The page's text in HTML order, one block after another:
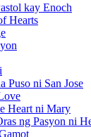
kay Enoch
Hearts
Puso ni San Jose
Heart ni Mary
ng Pasyon ni